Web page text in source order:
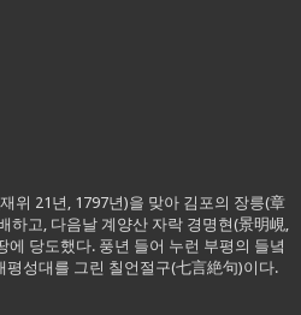
위 21년, 1797년)을 맞아 김포의 장릉(章
하고, 다음날 계양산 자락 경명현(景明峴,
에 당도했다. 풍년 들어 누런 부평의 들녘
평성대를 그린 칠언절구(七言絶句)이다.